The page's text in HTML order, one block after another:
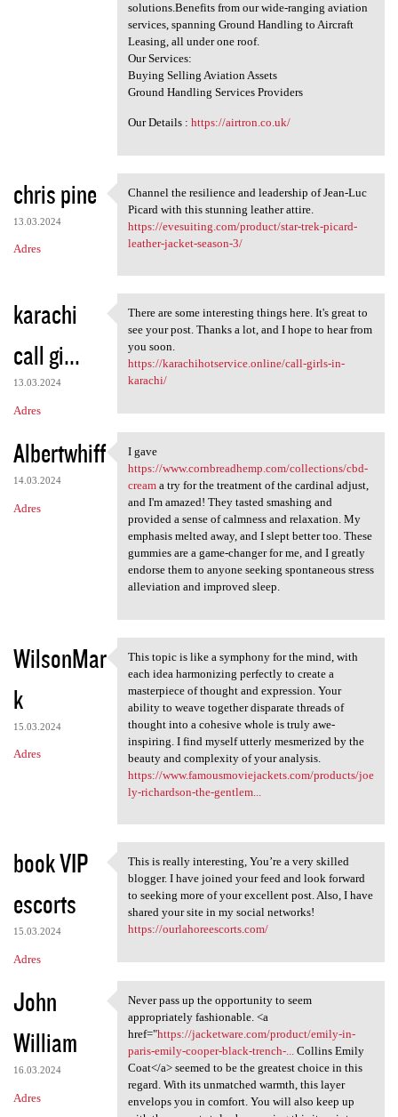
solutions.Benefits from our wide-ranging aviation
services, spanning Ground Handling to Aircraft
Leasing, all under one roof.
Our Services:
Buying Selling Aviation Assets
Ground Handling Services Providers
Our Details : https://airtron.co.uk/
chris pine
13.03.2024
Adres
Channel the resilience and
Channel the resilience and leadership of Jean-Luc
Picard with this stunning leather attire.
https://evesuiting.com/product/star-trek-picard-
leather-jacket-season-3/
karachi
call gi...
13.03.2024
Adres
There are some interesting
There are some interesting things here. It's great to
see your post. Thanks a lot, and I hope to hear from
you soon.
https://karachihotservice.online/call-girls-in-
karachi/
Albertwhiff
14.03.2024
Adres
I gave https://www
I gave
https://www.cornbreadhemp.com/collections/cbd-
creama try for the treatment of the cardinal adjust,
and I'm amazed! They tasted smashing and
provided a sense of calmness and relaxation. My
emphasis melted away, and I slept better too. These
gummies are a game-changer for me, and I greatly
endorse them to anyone seeking spontaneous stress
alleviation and improved sleep.
WilsonMar
k
15.03.2024
Adres
This topic is like a symphony
This topic is like a symphony for the mind, with
each idea harmonizing perfectly to create a
masterpiece of thought and expression. Your
ability to weave together disparate threads of
thought into a cohesive whole is truly awe-
inspiring. I find myself utterly mesmerized by the
beauty and complexity of your analysis.
https://www.famousmoviejackets.com/products/joe
ly-richardson-the-gentlem...
book VIP
escorts
15.03.2024
Adres
This is really interesting,
This is really interesting, You’re a very skilled
blogger. I have joined your feed and look forward
to seeking more of your excellent post. Also, I have
shared your site in my social networks!
https://ourlahoreescorts.com/
John
William
16.03.2024
Adres
Never pass up the opportunity
Never pass up the opportunity to seem
appropriately fashionable. <a
href="https://jacketware.com/product/emily-in-
paris-emily-cooper-black-trench-...Collins Emily
Coat</a> seemed to be the greatest choice in this
regard. With its unmatched warmth, this layer
envelops you in comfort. You will also keep up